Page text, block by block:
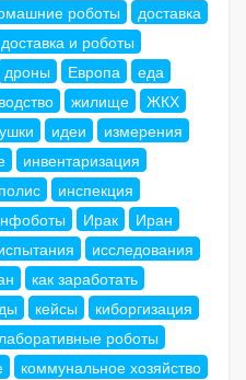
роботы
доставка
доставка и роботы
дроны Европа
еда
жилище
ЖКХ
идеи
измерения
инвентаризация
инспекция
Ирак
Иран
исследования
как заработать
кейсы
киборгизация
роботы
коммунальное хозяйство